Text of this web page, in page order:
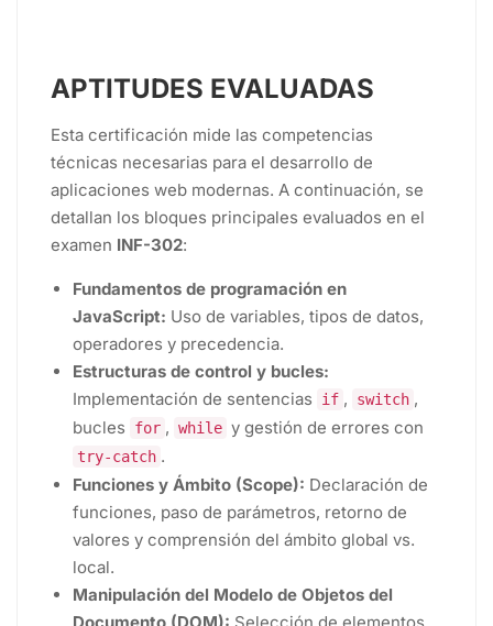
APTITUDES EVALUADAS
Esta certificación mide las competencias
técnicas necesarias para el desarrollo de
aplicaciones web modernas. A continuación, se
detallan los bloques principales evaluados en el
examen INF-302:
Fundamentos de programación en
JavaScript: Uso de variables, tipos de datos,
operadores y precedencia.
Estructuras de control y bucles:
Implementación de sentencias
if , switch ,
bucles
for , while y gestión de errores con
try-catch .
Funciones y Ámbito (Scope): Declaración de
funciones, paso de parámetros, retorno de
valores y comprensión del ámbito global vs.
local.
Manipulación del Modelo de Objetos del